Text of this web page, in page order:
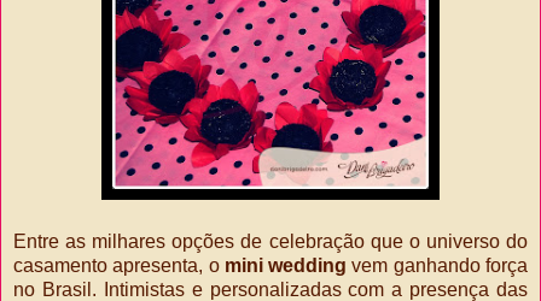
Entre as milhares opções de celebração que o universo do
casamento apresenta, o mini wedding vem ganhando força
no Brasil. Intimistas e personalizadas com a presença das